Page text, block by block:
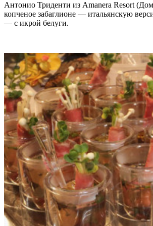
Антонио Триденти из Amanera Resort
копченое забаглионе — итальянскую
— с икрой белуги.